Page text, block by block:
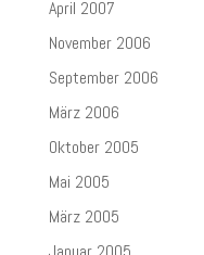
April 2007
November 2006
September 2006
März 2006
Oktober 2005
Mai 2005
März 2005